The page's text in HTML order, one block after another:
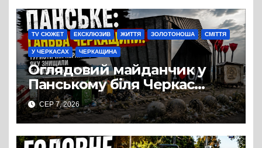
TV СЮЖЕТ ЕКСКЛЮЗИВ ЖИТТЯ ЗОЛОТОНОША СМІТТЯ
У ЧЕРКАСАХ ЧЕРКАЩИНА
Оглядовий майданчик у
Панському біля Черкас
перетворився на занедбане
сміттєзвалище
СЕР 7, 2026